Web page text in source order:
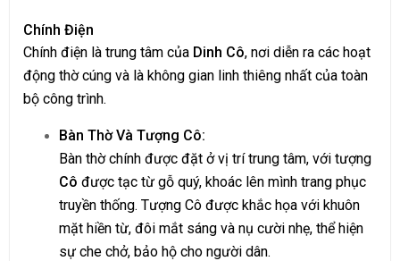
Chính Điện
Chính điện là trung tâm của Dinh Cô, nơi diễn ra các hoạt
động thờ cúng và là không gian linh thiêng nhất của toàn
bộ công trình.
Bàn Thờ Và Tượng Cô:
Bàn thờ chính được đặt ở vị trí trung tâm, với tượng
Cô được tạc từ gỗ quý, khoác lên mình trang phục
truyền thống. Tượng Cô được khắc họa với khuôn
mặt hiền từ, đôi mắt sáng và nụ cười nhẹ, thể hiện
sự che chở, bảo hộ cho người dân.